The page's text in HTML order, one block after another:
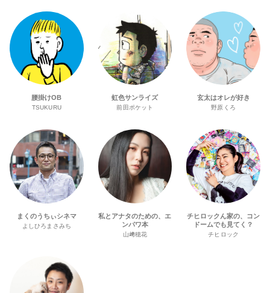
腰掛けOB
TSUKURU
虹色サンライズ
前田ポケット
玄太はオレが好き
野原くろ
まくのうちぃシネマ
よしひろまさみち
私とアナタのための、エ
ンパワ本
山﨑穂花
チヒロックん家の、コン
ドームでも見てく？
チヒロック